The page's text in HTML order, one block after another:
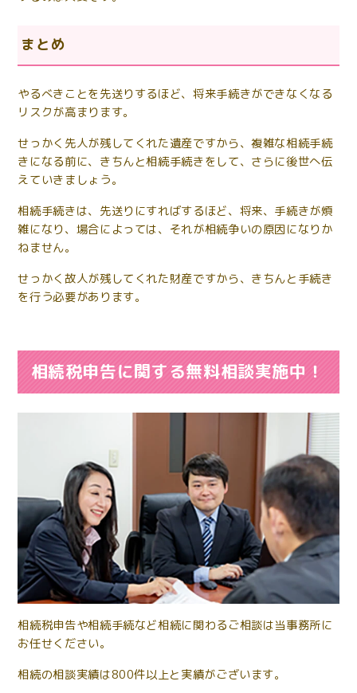
まとめ
やるべきことを先送りするほど、将来手続きができなくなる
リスクが高まります。
せっかく先人が残してくれた遺産ですから、複雑な相続手続
きになる前に、きちんと相続手続きをして、さらに後世へ伝
えていきましょう。
相続手続きは、先送りにすればするほど、将来、手続きが煩
雑になり、場合によっては、それが相続争いの原因になりか
ねません。
せっかく故人が残してくれた財産ですから、きちんと手続き
を行う必要があります。
相続税申告に関する無料相談実施中！
相続税申告や相続手続など相続に関わるご相談は当事務所に
お任せください。
相続の相談実績は800件以上と実績がございます。